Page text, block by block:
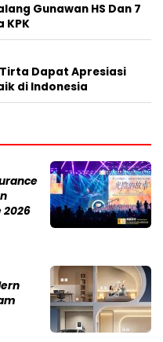
Gunawan HS Dan 7
KPK
Dapat Apresiasi
di Indonesia
2026